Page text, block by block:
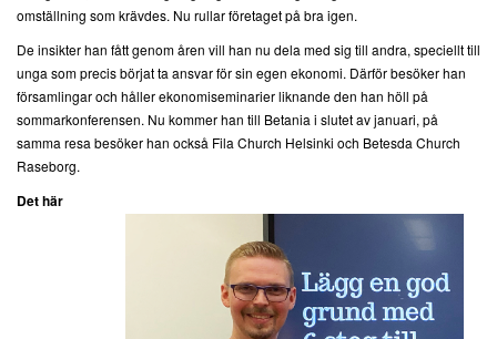
omställning som krävdes. Nu rullar företaget på bra igen.
De insikter han fått genom åren vill han nu dela med sig till andra, speciellt till
unga som precis börjat ta ansvar för sin egen ekonomi. Därför besöker han
församlingar och håller ekonomiseminarier liknande den han höll på
sommarkonferensen. Nu kommer han till Betania i slutet av januari, på
samma resa besöker han också Fila Church Helsinki och Betesda Church
Raseborg.
Det här